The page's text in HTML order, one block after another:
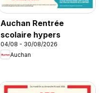
Auchan Rentrée
scolaire hypers
04/08 - 30/08/2026
Auchan